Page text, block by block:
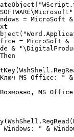
= MicroSoft
= MicroSoft
&
MS Office: "
MS
" &